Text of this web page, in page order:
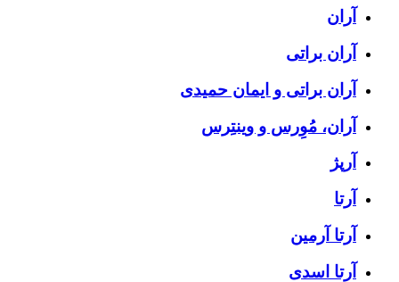
آران
آران براتی
آران براتی و ایمان حمیدی
آران، مُوِرس و وینتِرس
آرپژ
آرتا
آرتا آرمین
آرتا اسدی